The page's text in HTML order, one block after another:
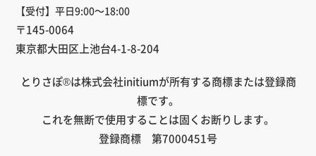
【受付】平日9:00～18:00
〒145-0064
東京都大田区上池台4-1-8-204
とりさぽ®は株式会社initiumが所有する商標または登録商
標です。
これを無断で使用することは固くお断りします。
登録商標 第7000451号